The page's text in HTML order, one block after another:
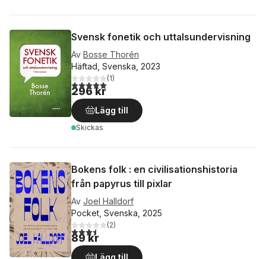
Svensk fonetik och uttalsundervisning
Av Bosse Thorén
Häftad, Svenska, 2023
5,0utav 5 stjärnor. Totalt antal röster:
(1)
296 kr
Lägg till
Skickas
Bokens folk : en civilisationshistoria
från papyrus till pixlar
Av Joel Halldorf
Pocket, Svenska, 2025
3,5utav 5 stjärnor. Totalt antal röster:
(2)
89 kr
Lägg till